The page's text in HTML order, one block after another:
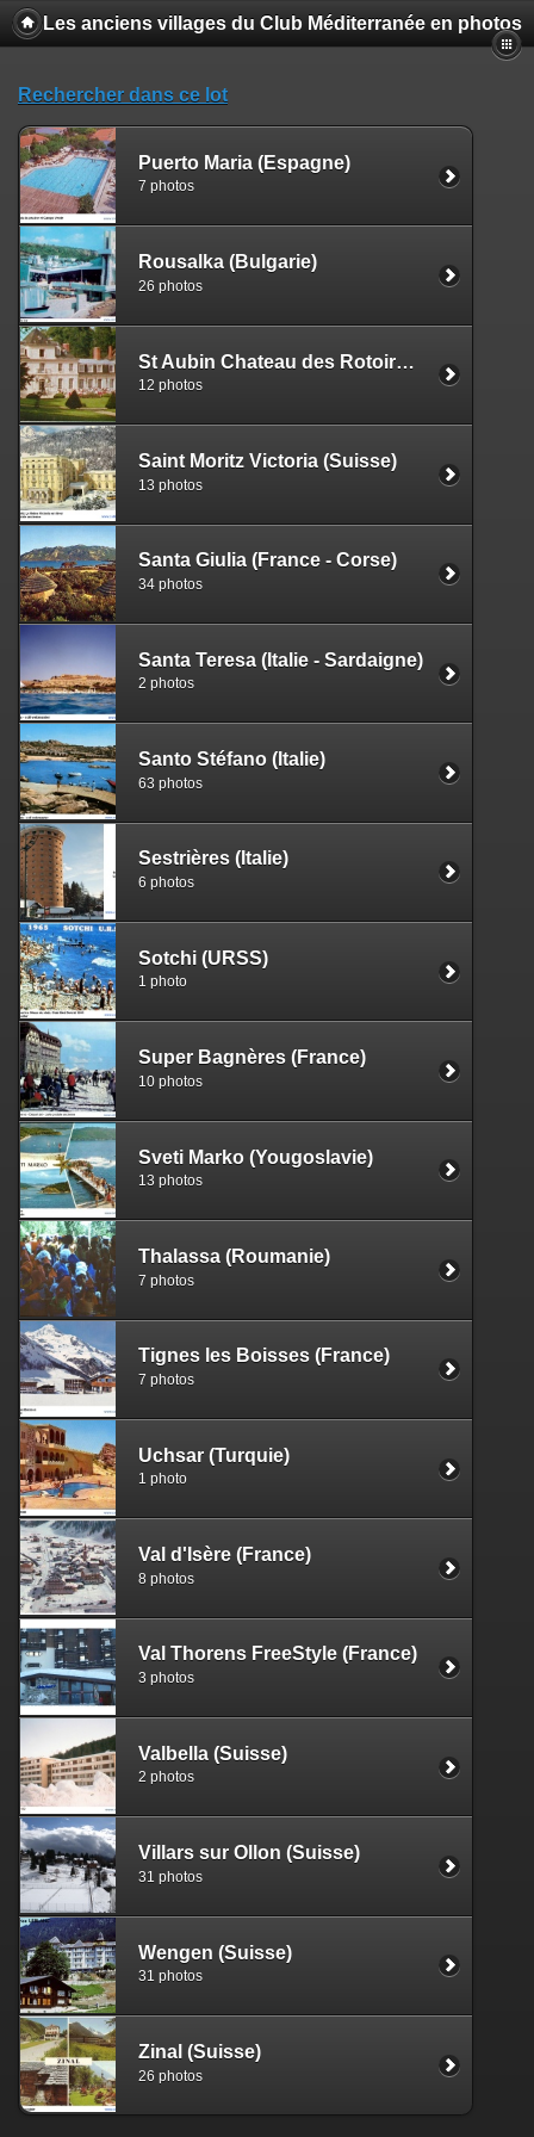
Les anciens villages du Club Méditerranée en photos
Rechercher dans ce lot
Puerto Maria (Espagne)
7 photos
Rousalka (Bulgarie)
26 photos
St Aubin Chateau des Rotoirs (France)
12 photos
Saint Moritz Victoria (Suisse)
13 photos
Santa Giulia (France - Corse)
34 photos
Santa Teresa (Italie - Sardaigne)
2 photos
Santo Stéfano (Italie)
63 photos
Sestrières (Italie)
6 photos
Sotchi (URSS)
1 photo
Super Bagnères (France)
10 photos
Sveti Marko (Yougoslavie)
13 photos
Thalassa (Roumanie)
7 photos
Tignes les Boisses (France)
7 photos
Uchsar (Turquie)
1 photo
Val d'Isère (France)
8 photos
Val Thorens FreeStyle (France)
3 photos
Valbella (Suisse)
2 photos
Villars sur Ollon (Suisse)
31 photos
Wengen (Suisse)
31 photos
Zinal (Suisse)
26 photos